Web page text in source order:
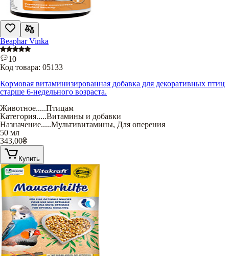
Beaphar Vinka
10
Код товара: 05133
Кормовая витаминизированная добавка для декоративных птиц
старше 6-недельного возраста.
Животное.....Птицам
Категория.....Витамины и добавки
Назначение.....Мультивитамины, Для оперения
50 мл
343,00₴
Купить